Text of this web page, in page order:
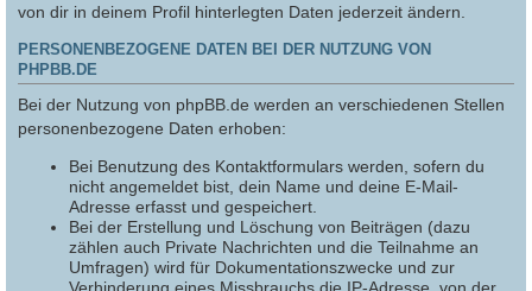
von dir in deinem Profil hinterlegten Daten jederzeit ändern.
PERSONENBEZOGENE DATEN BEI DER NUTZUNG VON
PHPBB.DE
Bei der Nutzung von phpBB.de werden an verschiedenen Stellen
personenbezogene Daten erhoben:
Bei Benutzung des Kontaktformulars werden, sofern du
nicht angemeldet bist, dein Name und deine E-Mail-
Adresse erfasst und gespeichert.
Bei der Erstellung und Löschung von Beiträgen (dazu
zählen auch Private Nachrichten und die Teilnahme an
Umfragen) wird für Dokumentationszwecke und zur